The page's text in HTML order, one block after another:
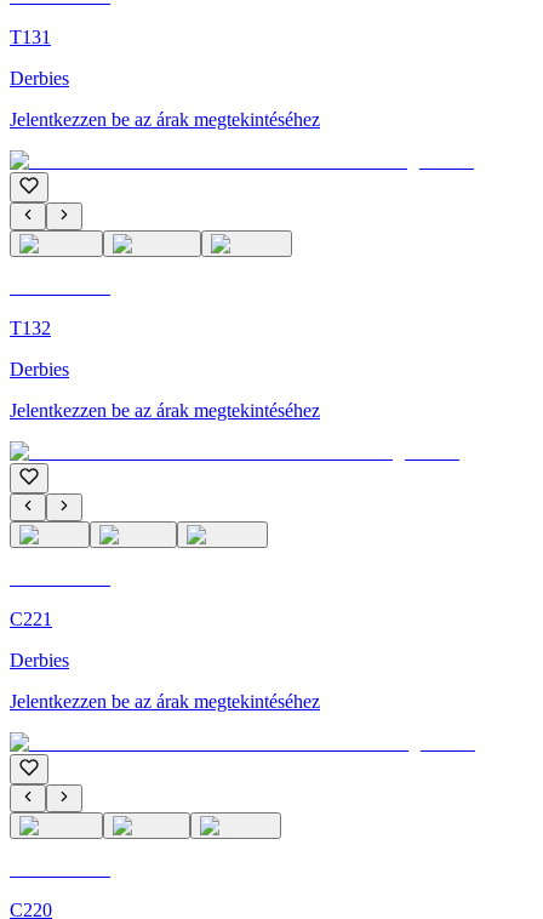
T131
Derbies
Jelentkezzen be az árak megtekintéséhez
T132
Derbies
Jelentkezzen be az árak megtekintéséhez
C221
Derbies
Jelentkezzen be az árak megtekintéséhez
C220